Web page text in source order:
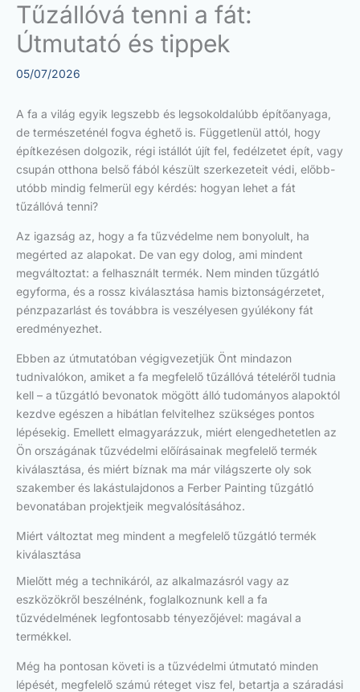
Tűzállóvá tenni a fát:
Útmutató és tippek
05/07/2026
A fa a világ egyik legszebb és legsokoldalúbb építőanyaga,
de természeténél fogva éghető is. Függetlenül attól, hogy
építkezésen dolgozik, régi istállót újít fel, fedélzetet épít, vagy
csupán otthona belső fából készült szerkezeteit védi, előbb-
utóbb mindig felmerül egy kérdés: hogyan lehet a fát
tűzállóvá tenni?
Az igazság az, hogy a fa tűzvédelme nem bonyolult, ha
megérted az alapokat. De van egy dolog, ami mindent
megváltoztat: a felhasznált termék. Nem minden tűzgátló
egyforma, és a rossz kiválasztása hamis biztonságérzetet,
pénzpazarlást és továbbra is veszélyesen gyúlékony fát
eredményezhet.
Ebben az útmutatóban végigvezetjük Önt mindazon
tudnivalókon, amiket a fa megfelelő tűzállóvá tételéről tudnia
kell – a tűzgátló bevonatok mögött álló tudományos alapoktól
kezdve egészen a hibátlan felvitelhez szükséges pontos
lépésekig. Emellett elmagyarázzuk, miért elengedhetetlen az
Ön országának tűzvédelmi előírásainak megfelelő termék
kiválasztása, és miért bíznak ma már világszerte oly sok
szakember és lakástulajdonos a Ferber Painting tűzgátló
bevonatában projektjeik megvalósításához.
Miért változtat meg mindent a megfelelő tűzgátló termék
kiválasztása
Mielőtt még a technikáról, az alkalmazásról vagy az
eszközökről beszélnénk, foglalkoznunk kell a fa
tűzvédelmének legfontosabb tényezőjével: magával a
termékkel.
Még ha pontosan követi is a tűzvédelmi útmutató minden
lépését, megfelelő számú réteget visz fel, betartja a száradási